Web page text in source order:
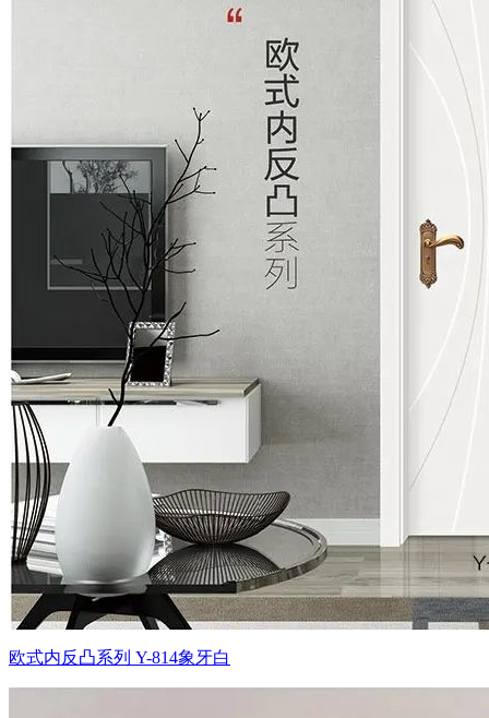
欧式内反凸系列 Y-814象牙白